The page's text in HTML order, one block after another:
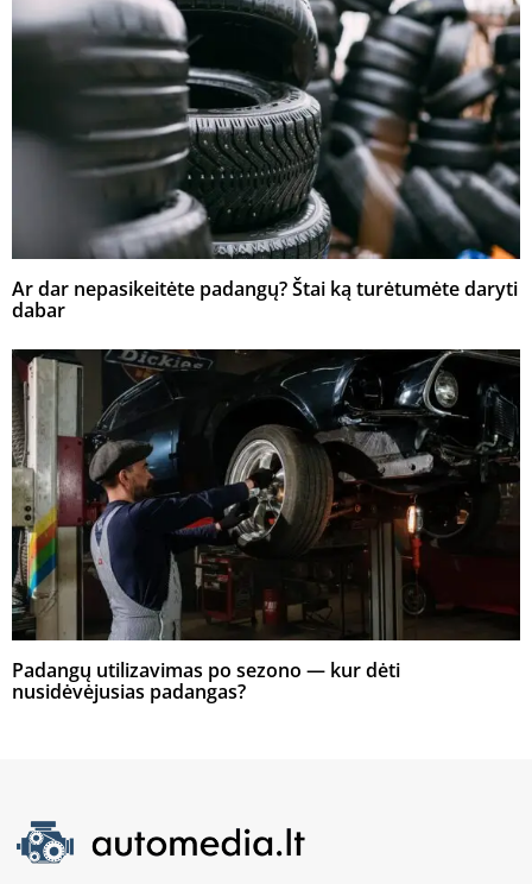
Ar dar nepasikeitėte padangų? Štai ką turėtumėte daryti
dabar
Padangų utilizavimas po sezono — kur dėti
nusidėvėjusias padangas?